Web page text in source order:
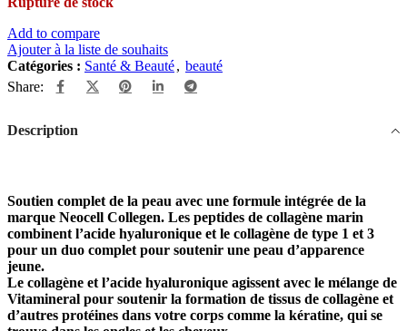
Add to compare
Ajouter à la liste de souhaits
Catégories : Santé & Beauté, beauté
Share:
Description
Soutien complet de la peau avec une formule intégrée de la
marque Neocell Collegen. Les peptides de collagène marin
combinent l’acide hyaluronique et le collagène de type 1 et 3
pour un duo complet pour soutenir une peau d’apparence
jeune.
Le collagène et l’acide hyaluronique agissent avec le mélange de
Vitamineral pour soutenir la formation de tissus de collagène et
d’autres protéines dans votre corps comme la kératine, qui se